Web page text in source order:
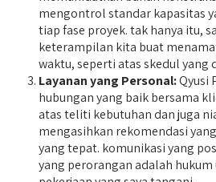
mengontrol standar kapasitas
tiap fase proyek. tak hanya itu,
keterampilan kita buat
waktu, seperti atas skedul yang
Layanan yang Personal:Qyusi
hubungan yang baik bersama
atas teliti kebutuhan dan juga
mengasihkan rekomendasi
yang tepat. komunikasi yang
yang perorangan adalah